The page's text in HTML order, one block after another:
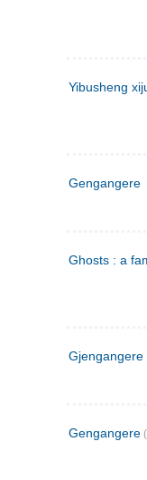
Yibusheng
Gengangere
Ghosts : a
Gjengangere
Gengangere